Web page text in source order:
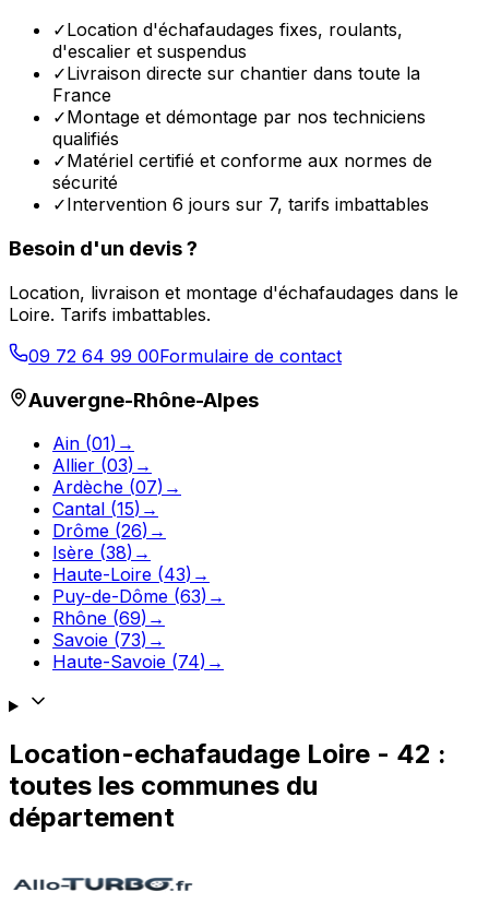
✓Location d'échafaudages fixes, roulants,
d'escalier et suspendus
✓Livraison directe sur chantier dans toute la
France
✓Montage et démontage par nos techniciens
qualifiés
✓Matériel certifié et conforme aux normes de
sécurité
✓Intervention 6 jours sur 7, tarifs imbattables
Besoin d'un devis ?
Location, livraison et montage d'échafaudages dans le
Loire. Tarifs imbattables.
09 72 64 99 00Formulaire de contact
Auvergne-Rhône-Alpes
Ain (01) →
Allier (03) →
Ardèche (07) →
Cantal (15) →
Drôme (26) →
Isère (38) →
Haute-Loire (43) →
Puy-de-Dôme (63) →
Rhône (69) →
Savoie (73) →
Haute-Savoie (74) →
Location-echafaudage Loire - 42 :
toutes les communes du
département